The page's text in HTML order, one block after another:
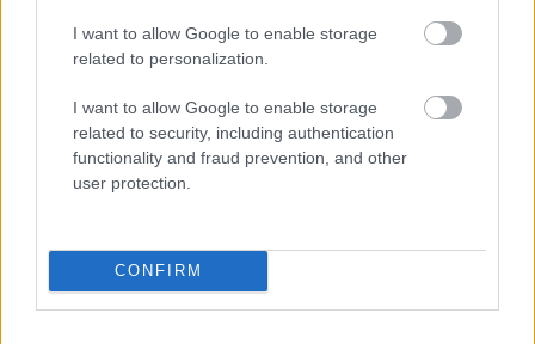
I want to allow Google to enable storage
related to personalization.
I want to allow Google to enable storage
related to security, including authentication
functionality and fraud prevention, and other
user protection.
CONFIRM
majdnem paplanos, piszkosfehér, közepesen tartós
Szín: mahagóni, majdnem dió Meglepően sötét,
hívogató külső leplezni próbálja a belső ürességet.
Nem érezni az állagát hígnak, de mégis vizes a…